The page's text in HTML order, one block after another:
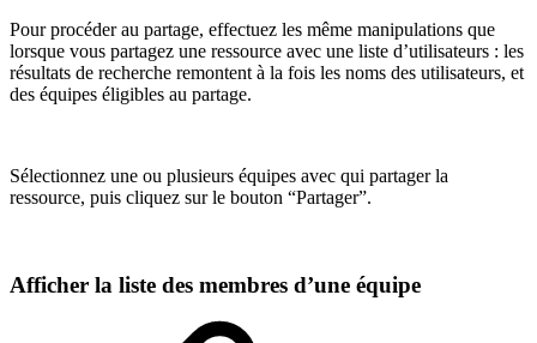
Pour procéder au partage, effectuez les même manipulations que
lorsque vous partagez une ressource avec une liste d’utilisateurs : les
résultats de recherche remontent à la fois les noms des utilisateurs, et
des équipes éligibles au partage.
Sélectionnez une ou plusieurs équipes avec qui partager la
ressource, puis cliquez sur le bouton “Partager”.
Afficher la liste des membres d’une équipe